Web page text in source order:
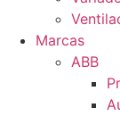
Marcas
ABB